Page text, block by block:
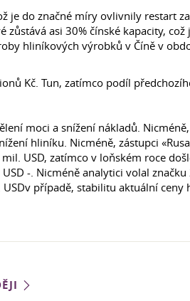
je do značné míry ovlivnily restart
asi 30% čínské kapacity,
hliníkových výrobků v Číně v
Kč. Tun, zatímco podíl
moci a snížení nákladů.
hliníku. Nicméně, zástupci
USD, zatímco v loňském roce
-. Nicméně analytici volal
případě, stabilitu aktuální ceny